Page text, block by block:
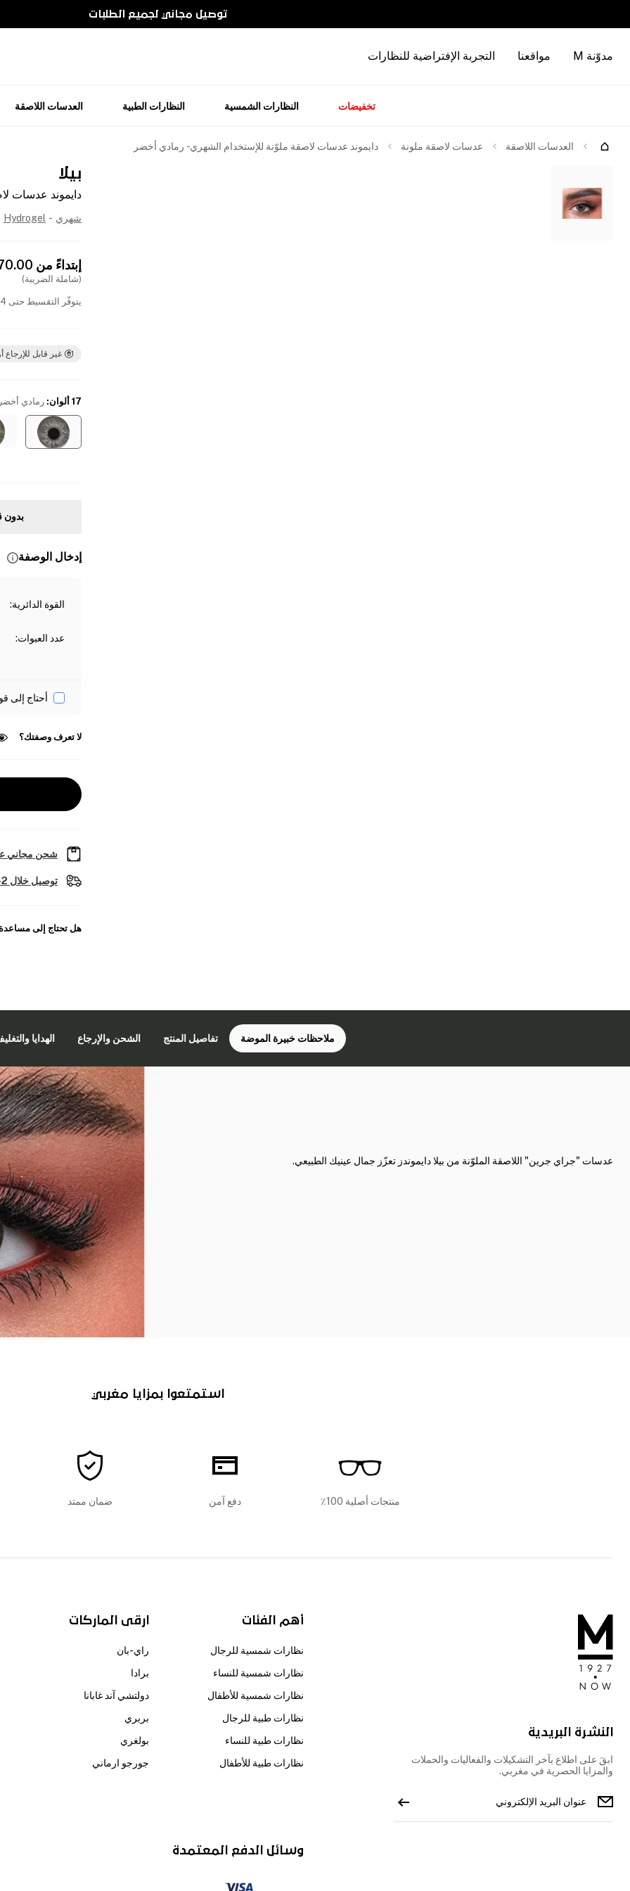
توصيل مجاني لجميع الطلبات
مدوّنة M مواقعنا التجربة الإفتراضية للنظارات
تخفيضات النظارات الشمسية النظارات الطبية العدسات اللاصقة
العدسات اللاصقة عدسات لاصقة ملونة دايموند عدسات لاصقة ملوّنة للإستخدام الشهري - رمادي أخضر
بيلا
دايموند عدسات
شهري -
Hydrogel
إبتداءً من
(شاملة الضريبة)
يتوفّر التقسيط حتى 4 دفعات بدون فوائد
غير قابل للإرجاع
17 ألوان : رمادي
بدون
إدخال الوصفة
القوة الدائرية:
عدد العبوات:
أحتاج إلى
لا تعرف وصفتك؟
شحن مجاني
توصيل خلال 2-4 أيام عمل
هل تحتاج إلى
ملاحظات خبيرة الموضة تفاصيل المنتج الشحن والإرجاع الهدايا
عدسات "جراي جرين" اللاصقة الملوّنة من بيلا دايموندز تعزّز جمال عينيك الطبيعي.
استمتعوا بمزايا مغربي
منتجات أصلية 100٪ دفع آمن ضمان ممتد
النشرة البريدية
ابقَ على اطلاع بآخر التشكيلات والفعاليات والحملات
والمزايا الحصرية في مغربي.
أهم الفئات
نظارات شمسية للرجال
نظارات شمسية للنساء
نظارات شمسية للأطفال
نظارات طبية للرجال
نظارات طبية للنساء
نظارات طبية للأطفال
ارقى الماركات
راي-بان
برادا
دولتشي آند غابانا
بربري
بولغري
جورجو ارماني
وسائل الدفع المعتمدة